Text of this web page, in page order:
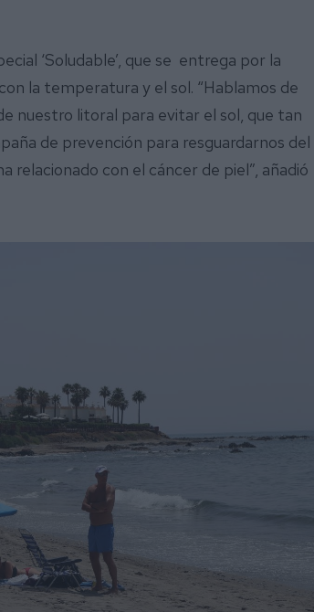
‘Soludable’, que se entrega por la
la temperatura y el sol. “Hablamos de
nuestro litoral para evitar el sol, que tan
de prevención para resguardarnos del
con el cáncer de piel”, añadió